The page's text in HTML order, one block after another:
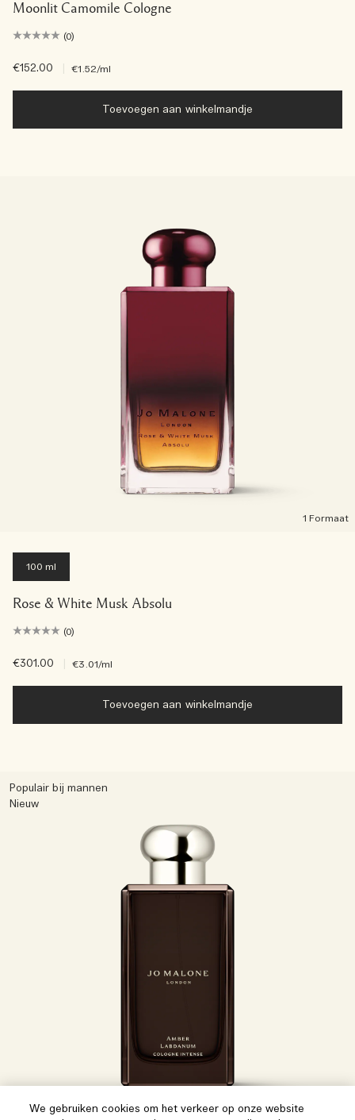
Moonlit Camomile Cologne
(0)
€152.00 €1.52/ml
Toevoegen aan winkelmandje
1 Formaat
100 ml
Rose & White Musk Absolu
(0)
€301.00 €3.01/ml
Toevoegen aan winkelmandje
Populair bij mannen
Nieuw
2 formaten
We gebruiken cookies om het verkeer op onze website